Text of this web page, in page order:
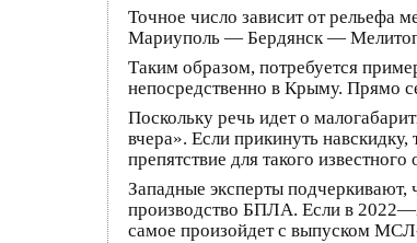
Точное число зависит от рельефа
Мариуполь — Бердянск —
Таким образом, потребуется
непосредственно в Крыму. Прямо
Поскольку речь идет о
вчера». Если прикинуть
препятствие для такого
Западные эксперты подчеркивают,
производство БПЛА. Если в
самое произойдет с выпуском